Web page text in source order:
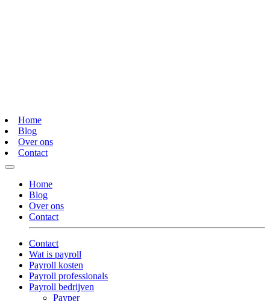
Home
Blog
Over ons
Contact
Home
Blog
Over ons
Contact
Contact
Wat is payroll
Payroll kosten
Payroll professionals
Payroll bedrijven
Payper